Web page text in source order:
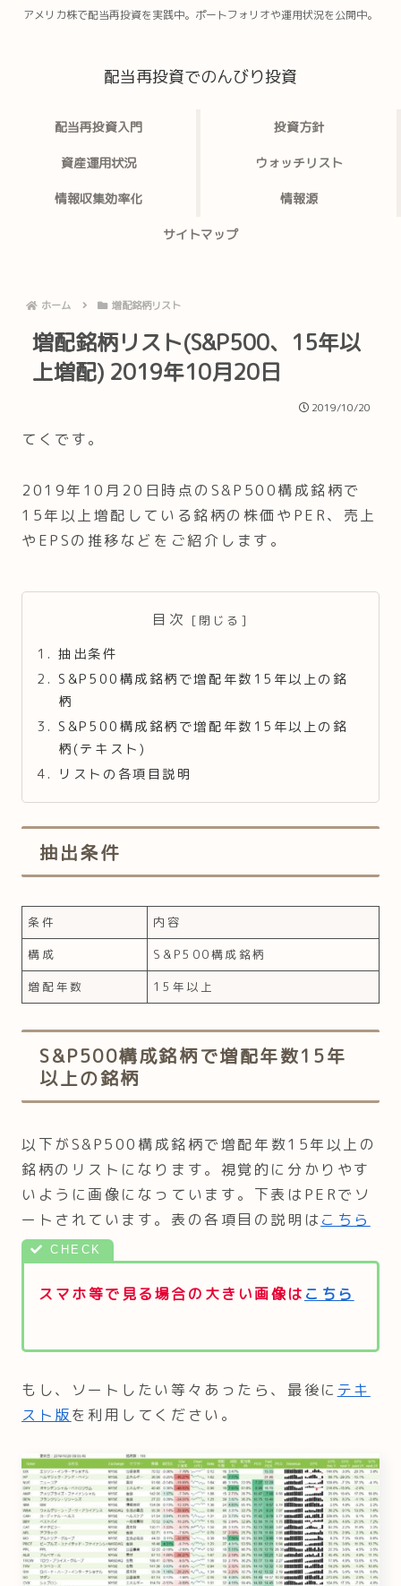
アメリカ株で配当再投資を実践中。ポートフォリオや運用状況を公開中。
配当再投資でのんびり投資
配当再投資入門 投資方針
資産運用状況 ウォッチリスト
情報収集効率化 情報源
サイトマップ
ホーム 増配銘柄リスト
増配銘柄リスト(S&P500、15年以
上増配) 2019年10月20日
2019/10/20
てくです。
2019年10月20日時点のS&P500構成銘柄で
15年以上増配している銘柄の株価やPER、売上
やEPSの推移などをご紹介します。
目次
抽出条件
S&P500構成銘柄で増配年数15年以上の銘
柄
S&P500構成銘柄で増配年数15年以上の銘
柄(テキスト)
リストの各項目説明
抽出条件
条件
内容
構成
S&P500構成銘柄
増配年数
15年以上
S&P500構成銘柄で増配年数15年
以上の銘柄
以下がS&P500構成銘柄で増配年数15年以上の
銘柄のリストになります。視覚的に分かりやす
いように画像になっています。下表はPERでソ
ートされています。表の各項目の説明はこちら
スマホ等で見る場合の大きい画像は こちら
もし、ソートしたい等々あったら、最後に テキ
スト版を利用してください。